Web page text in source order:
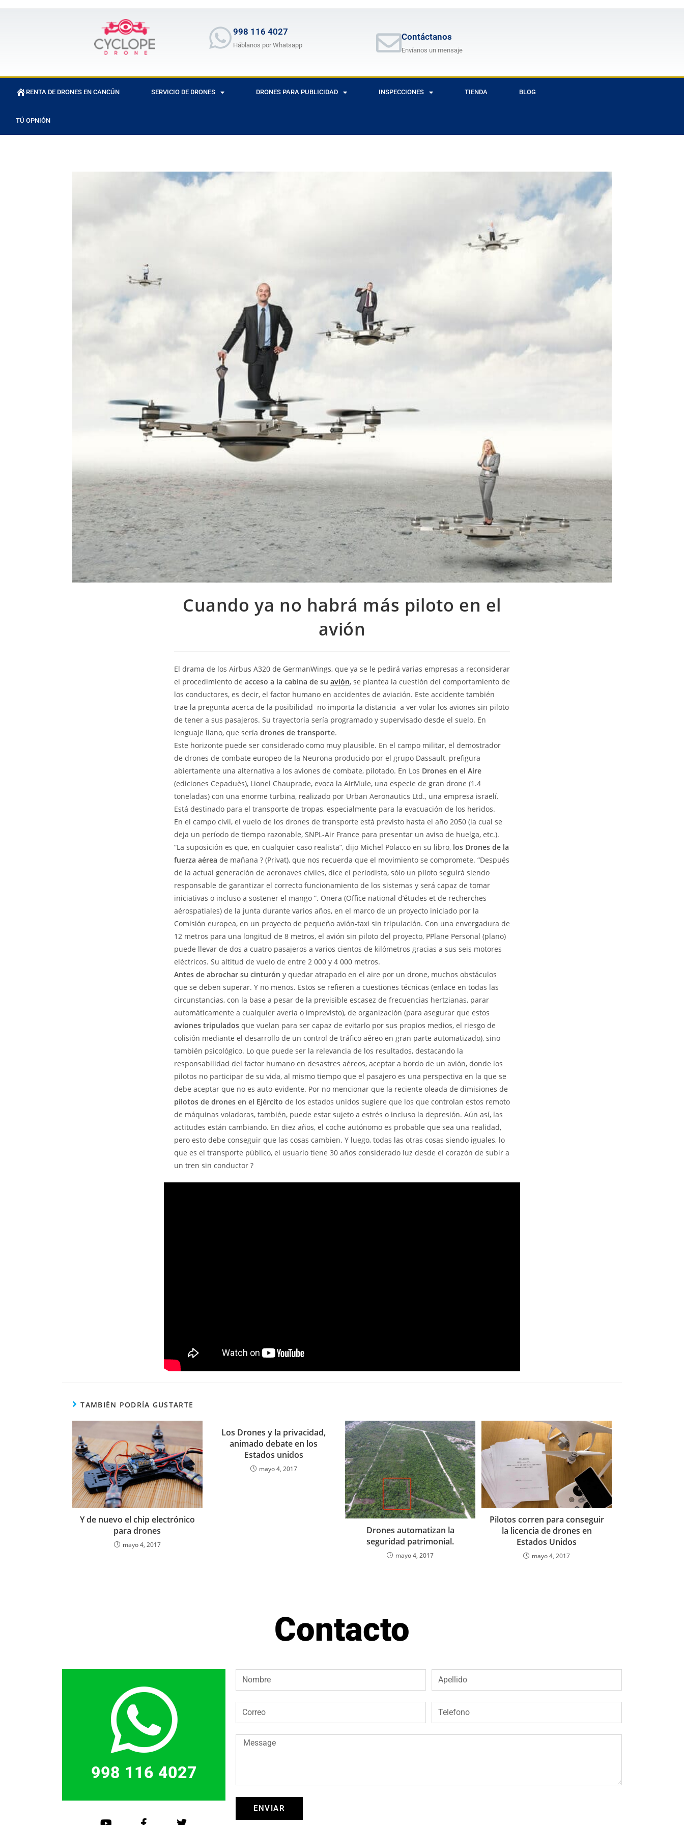
998 116 4027
Háblanos por Whatsapp
Contáctanos
Envíanos un mensaje
RENTA DE DRONES EN CANCÚN SERVICIO DE DRONES DRONES PARA PUBLICIDAD INSPECCIONES TIENDA BLOG
TÚ OPNIÓN
Cuando ya no habrá más piloto en el
avión
El drama de los Airbus A320 de GermanWings, que ya se le pedirá varias empresas a reconsiderar
el procedimiento de acceso a la cabina de su avión, se plantea la cuestión del comportamiento de
los conductores, es decir, el factor humano en accidentes de aviación. Este accidente también
trae la pregunta acerca de la posibilidad  no importa la distancia  a ver volar los aviones sin piloto
de tener a sus pasajeros. Su trayectoria sería programado y supervisado desde el suelo. En
lenguaje llano, que sería drones de transporte.
Este horizonte puede ser considerado como muy plausible. En el campo militar, el demostrador
de drones de combate europeo de la Neurona producido por el grupo Dassault, prefigura
abiertamente una alternativa a los aviones de combate, pilotado. En Los Drones en el Aire
(ediciones Cepaduès), Lionel Chauprade, evoca la AirMule, una especie de gran drone (1.4
toneladas) con una enorme turbina, realizado por Urban Aeronautics Ltd., una empresa israelí.
Está destinado para el transporte de tropas, especialmente para la evacuación de los heridos.
En el campo civil, el vuelo de los drones de transporte está previsto hasta el año 2050 (la cual se
deja un período de tiempo razonable, SNPL-Air France para presentar un aviso de huelga, etc.).
“La suposición es que, en cualquier caso realista”, dijo Michel Polacco en su libro, los Drones de la
fuerza aérea de mañana ? (Privat), que nos recuerda que el movimiento se compromete. “Después
de la actual generación de aeronaves civiles, dice el periodista, sólo un piloto seguirá siendo
responsable de garantizar el correcto funcionamiento de los sistemas y será capaz de tomar
iniciativas o incluso a sostener el mango “. Onera (Office national d’études et de recherches
aérospatiales) de la junta durante varios años, en el marco de un proyecto iniciado por la
Comisión europea, en un proyecto de pequeño avión-taxi sin tripulación. Con una envergadura de
12 metros para una longitud de 8 metros, el avión sin piloto del proyecto, PPlane Personal (plano)
puede llevar de dos a cuatro pasajeros a varios cientos de kilómetros gracias a sus seis motores
eléctricos. Su altitud de vuelo de entre 2 000 y 4 000 metros.
Antes de abrochar su cinturón y quedar atrapado en el aire por un drone, muchos obstáculos
que se deben superar. Y no menos. Estos se refieren a cuestiones técnicas (enlace en todas las
circunstancias, con la base a pesar de la previsible escasez de frecuencias hertzianas, parar
automáticamente a cualquier avería o imprevisto), de organización (para asegurar que estos
aviones tripulados que vuelan para ser capaz de evitarlo por sus propios medios, el riesgo de
colisión mediante el desarrollo de un control de tráfico aéreo en gran parte automatizado), sino
también psicológico. Lo que puede ser la relevancia de los resultados, destacando la
responsabilidad del factor humano en desastres aéreos, aceptar a bordo de un avión, donde los
pilotos no participar de su vida, al mismo tiempo que el pasajero es una perspectiva en la que se
debe aceptar que no es auto-evidente. Por no mencionar que la reciente oleada de dimisiones de
pilotos de drones en el Ejército de los estados unidos sugiere que los que controlan estos remoto
de máquinas voladoras, también, puede estar sujeto a estrés o incluso la depresión. Aún así, las
actitudes están cambiando. En diez años, el coche autónomo es probable que sea una realidad,
pero esto debe conseguir que las cosas cambien. Y luego, todas las otras cosas siendo iguales, lo
que es el transporte público, el usuario tiene 30 años considerado luz desde el corazón de subir a
un tren sin conductor ?
TAMBIÉN PODRÍA GUSTARTE
Y de nuevo el chip electrónico
para drones
mayo 4, 2017
Los Drones y la privacidad,
animado debate en los
Estados unidos
mayo 4, 2017
Drones automatizan la
seguridad patrimonial.
mayo 4, 2017
Pilotos corren para conseguir
la licencia de drones en
Estados Unidos
mayo 4, 2017
Contacto
998 116 4027
ENVIAR